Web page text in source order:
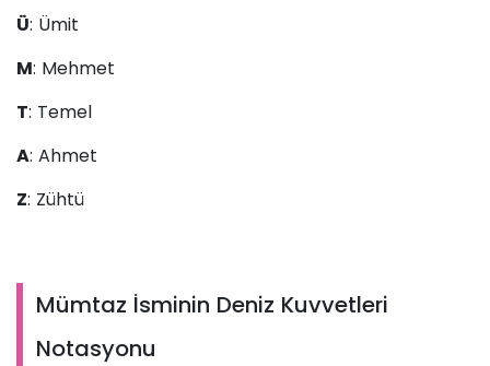
Ü: Ümit
M: Mehmet
T: Temel
A: Ahmet
Z: Zühtü
Mümtaz İsminin Deniz Kuvvetleri
Notasyonu